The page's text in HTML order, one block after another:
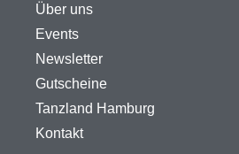
Über uns
Events
Newsletter
Gutscheine
Tanzland Hamburg
Kontakt